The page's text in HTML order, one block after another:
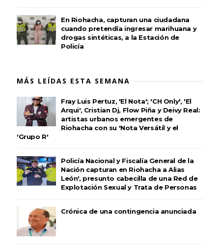
En Riohacha, capturan una ciudadana
cuando pretendía ingresar marihuana y
drogas sintéticas, a la Estación de
Policía
MÁS LEÍDAS ESTA SEMANA
Fray Luis Pertuz, 'El Nota'; 'CH Only', 'El
Arqui', Cristian Dj, Flow Piña y Deivy Real:
artistas urbanos emergentes de
Riohacha con su 'Nota Versátil y el
'Grupo R'
Policía Nacional y Fiscalía General de la
Nación capturan en Riohacha a Alias
León', presunto cabecilla de una Red de
Explotación Sexual y Trata de Personas
Crónica de una contingencia anunciada